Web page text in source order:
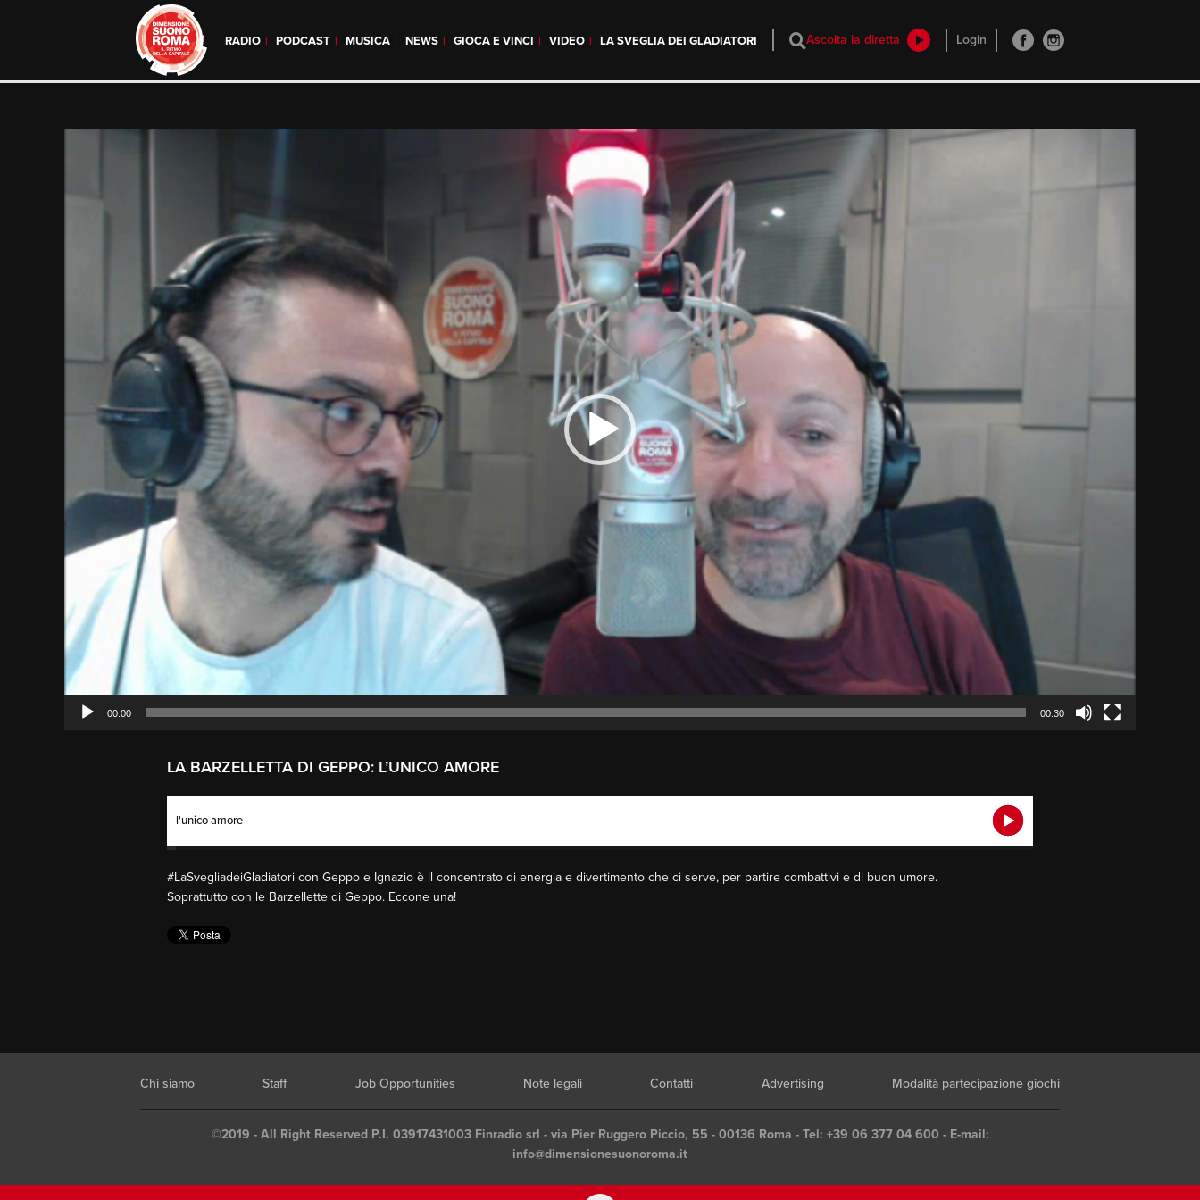
RADIO PODCAST MUSICA NEWS GIOCA E VINCI VIDEO LA SVEGLIA DEI GLADIATORI Ascolta la diretta Login
00:00 00:30
LA BARZELLETTA DI GEPPO: L’UNICO AMORE
l'unico amore
#LaSvegliadeiGladiatori con Geppo e Ignazio è il concentrato di energia e divertimento che ci serve, per partire combattivi e di buon umore.
Soprattutto con le Barzellette di Geppo. Eccone una!
Chi siamo Staff Job Opportunities Note legali Contatti Advertising Modalità partecipazione giochi
©2019 - All Right Reserved P.I. 03917431003 Finradio srl - via Pier Ruggero Piccio, 55 - 00136 Roma - Tel: +39 06 377 04 600 - E-mail:
info@dimensionesuonoroma.it